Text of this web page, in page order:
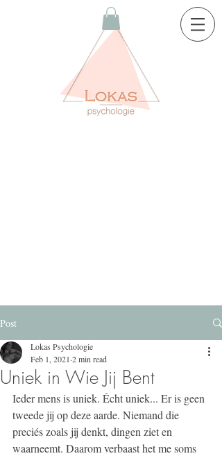
Post
Uniek in Wie Jij Bent
Lokas Psychologie
Feb 1, 2021 2 min read
Ieder mens is uniek. Écht uniek... Er is geen
tweede jij op deze aarde. Niemand die
preciés zoals jij denkt, dingen ziet en
waarneemt. Daarom verbaast het me soms